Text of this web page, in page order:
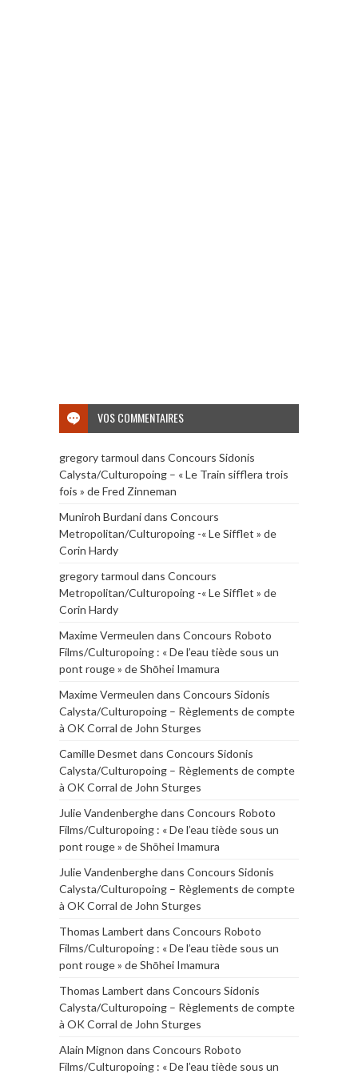
VOS COMMENTAIRES
gregory tarmoul dans Concours Sidonis
Calysta/Culturopoing – « Le Train sifflera trois
fois » de Fred Zinneman
Muniroh Burdanidans Concours
Metropolitan/Culturopoing -« Le Sifflet » de
Corin Hardy
gregory tarmoul dans Concours
Metropolitan/Culturopoing -« Le Sifflet » de
Corin Hardy
Maxime Vermeulen dans Concours Roboto
Films/Culturopoing : « De l’eau tiède sous un
pont rouge » de Shōhei Imamura
Maxime Vermeulen dans Concours Sidonis
Calysta/Culturopoing – Règlements de compte
à OK Corral de John Sturges
Camille Desmet dans Concours Sidonis
Calysta/Culturopoing – Règlements de compte
à OK Corral de John Sturges
Julie Vandenberghedans Concours Roboto
Films/Culturopoing : « De l’eau tiède sous un
pont rouge » de Shōhei Imamura
Julie Vandenberghedans Concours Sidonis
Calysta/Culturopoing – Règlements de compte
à OK Corral de John Sturges
Thomas Lambert dans Concours Roboto
Films/Culturopoing : « De l’eau tiède sous un
pont rouge » de Shōhei Imamura
Thomas Lambert dans Concours Sidonis
Calysta/Culturopoing – Règlements de compte
à OK Corral de John Sturges
Alain Mignon dans Concours Roboto
Films/Culturopoing : « De l’eau tiède sous un